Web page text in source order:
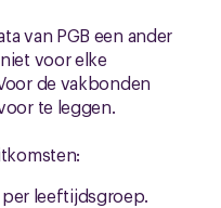
van PGB een ander
voor elke
de vakbonden
te leggen.
per leeftijdsgroep.